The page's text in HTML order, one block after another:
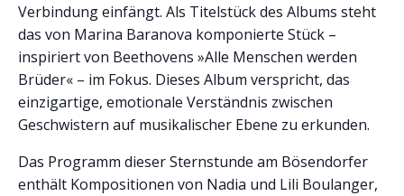
Verbindung einfängt. Als Titelstück des Albums steht
das von Marina Baranova komponierte Stück –
inspiriert von Beethovens »Alle Menschen werden
Brüder« – im Fokus. Dieses Album verspricht, das
einzigartige, emotionale Verständnis zwischen
Geschwistern auf musikalischer Ebene zu erkunden.
Das Programm dieser Sternstunde am Bösendorfer
enthält Kompositionen von Nadia und Lili Boulanger,